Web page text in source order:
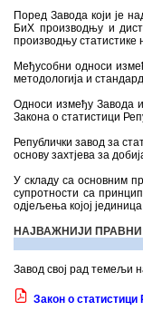
Поред Завода који је
БиХ производњу и
производњу статистике
Међусобни односи
методологија и
Односи између Завода
Закона о статистици
Републички завод за
основу захтјева за
У складу са основним
супротности са
одјељења којој
НАЈВАЖНИЈИ ПРАВНИ
Завод свој рад темељи
Закон о